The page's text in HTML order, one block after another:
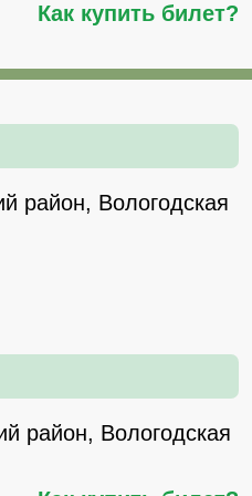
Как купить билет?
район, Вологодская
район, Вологодская